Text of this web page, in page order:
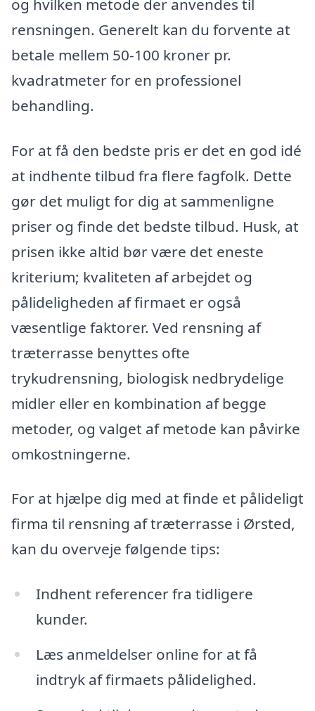
og hvilken metode der anvendes til
rensningen. Generelt kan du forvente at
betale mellem 50-100 kroner pr.
kvadratmeter for en professionel
behandling.
For at få den bedste pris er det en god idé
at indhente tilbud fra flere fagfolk. Dette
gør det muligt for dig at sammenligne
priser og finde det bedste tilbud. Husk, at
prisen ikke altid bør være det eneste
kriterium; kvaliteten af arbejdet og
pålideligheden af firmaet er også
væsentlige faktorer. Ved rensning af
træterrasse benyttes ofte
trykudrensning, biologisk nedbrydelige
midler eller en kombination af begge
metoder, og valget af metode kan påvirke
omkostningerne.
For at hjælpe dig med at finde et pålideligt
firma til rensning af træterrasse i Ørsted,
kan du overveje følgende tips:
Indhent referencer fra tidligere
kunder.
Læs anmeldelser online for at få
indtryk af firmaets pålidelighed.